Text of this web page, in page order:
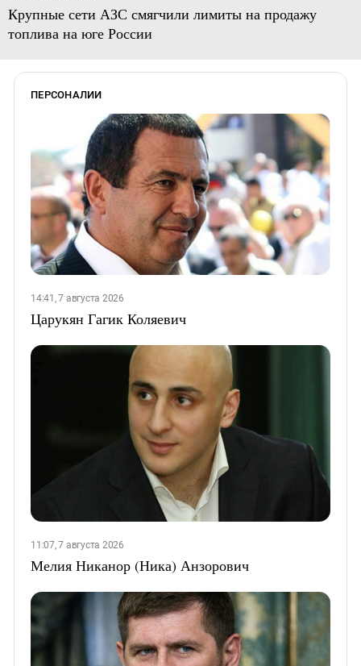
Крупные сети АЗС смягчили лимиты на продажу
топлива на юге России
ПЕРСОНАЛИИ
14:41, 7 августа 2026
Царукян Гагик Коляевич
11:07, 7 августа 2026
Мелия Никанор (Ника) Анзорович